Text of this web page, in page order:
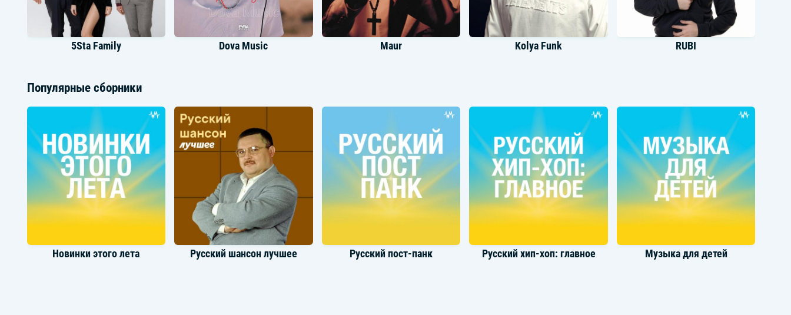
5Sta Family Dova Music Maur Kolya Funk RUBI
Luna Смешарики Бьянка Akmalov
Популярные сборники
Новинки этого лета Русский шансон лучшее Русский пост-панк Русский хип-хоп: главное Музыка для детей